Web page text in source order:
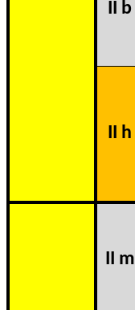
II b
II h
II m